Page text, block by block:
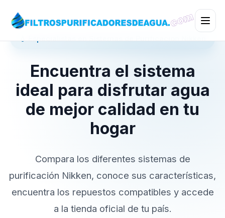
Encuentra el sistema
ideal para disfrutar agua
de mejor calidad en tu
hogar
Compara los diferentes sistemas de
purificación Nikken, conoce sus características,
encuentra los repuestos compatibles y accede
a la tienda oficial de tu país.